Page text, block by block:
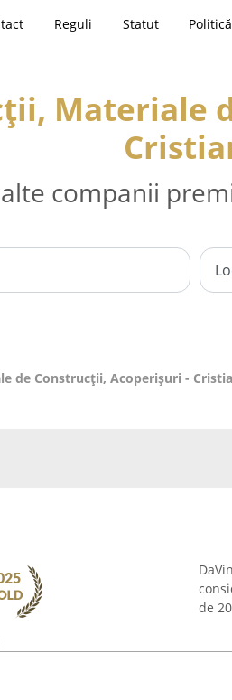
Reguli Statut
Materiale
companii
de Construcții, Acoperișuri -
de